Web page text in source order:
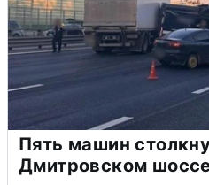
Пять машин
Дмитровском